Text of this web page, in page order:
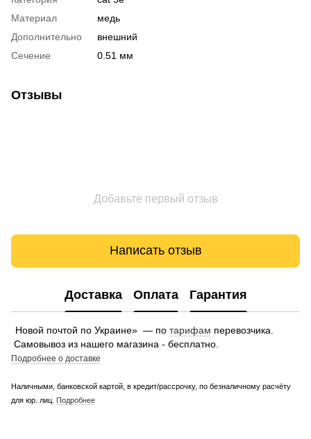
Материал
медь
Дополнительно
внешний
Сечение
0.51 мм
Отзывы
Добавьте первый отзыв
Написать отзыв
Доставка Оплата Гарантия
Новой почтой по Украине» — по тарифам перевозчика.
Самовывоз из нашего магазина - бесплатно.
Подробнее о доставке
Наличными, банковской картой, в кредит/рассрочку, по безналичному расчёту
для юр. лиц. Подробнее